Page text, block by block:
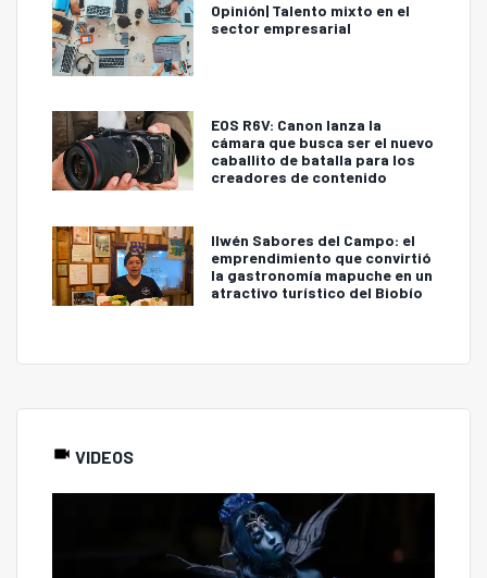
Opinión| Talento mixto en el
sector empresarial
EOS R6V: Canon lanza la
cámara que busca ser el nuevo
caballito de batalla para los
creadores de contenido
Ilwén Sabores del Campo: el
emprendimiento que convirtió
la gastronomía mapuche en un
atractivo turístico del Biobío
VIDEOS